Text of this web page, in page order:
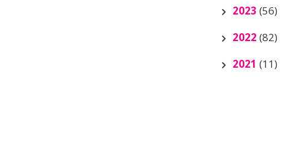
2023 (56)
2022 (82)
2021 (11)